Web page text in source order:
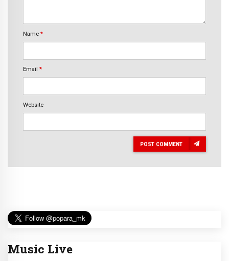
Name *
Email *
Website
POST COMMENT
Music Live